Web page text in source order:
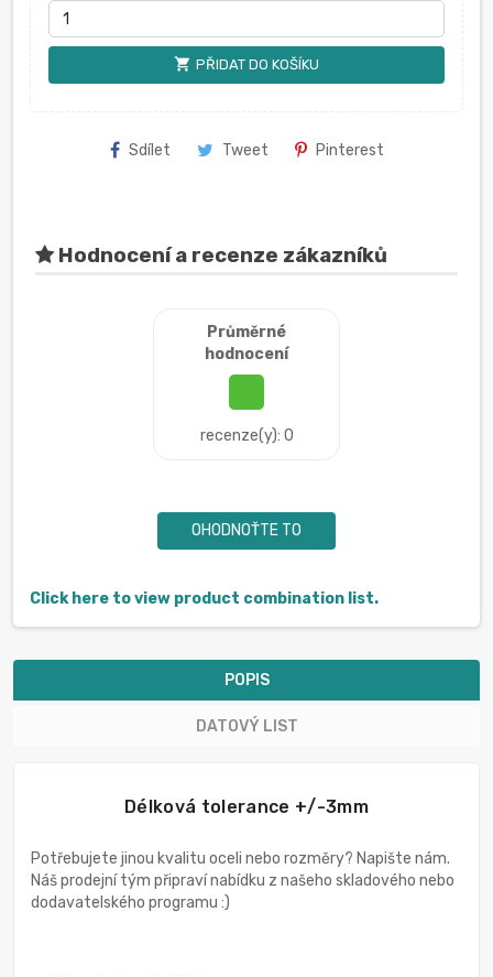
shopping_cart PŘIDAT DO KOŠÍKU
Sdílet Tweet Pinterest
Hodnocení a recenze zákazníků
Průměrné
hodnocení
recenze(y): 0
OHODNOŤTE TO
Click here to view product combination list.
POPIS
DATOVÝ LIST
Délková tolerance +/-3mm
Potřebujete jinou kvalitu oceli nebo rozměry? Napište nám.
Náš prodejní tým připraví nabídku z našeho skladového nebo
dodavatelského programu :)